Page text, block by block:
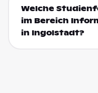
Welche
im Bereich
in Ingolstadt?